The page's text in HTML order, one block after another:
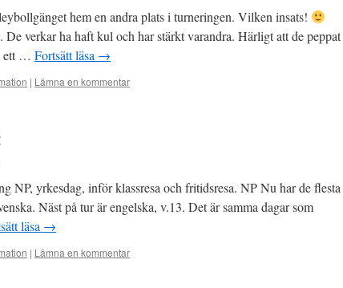
hem en andra plats i turneringen. Vilken insats!
verkar ha haft kul och har stärkt varandra. Härligt att de peppat
ett … Fortsätt läsa →
| Lämna en kommentar
NP, yrkesdag, inför klassresa och fritidsresa. NP Nu har de flesta
Näst på tur är engelska, v.13. Det är samma dagar som
läsa →
| Lämna en kommentar